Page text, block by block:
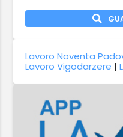
Lavoro Noventa
Lavoro Vigodarzere |